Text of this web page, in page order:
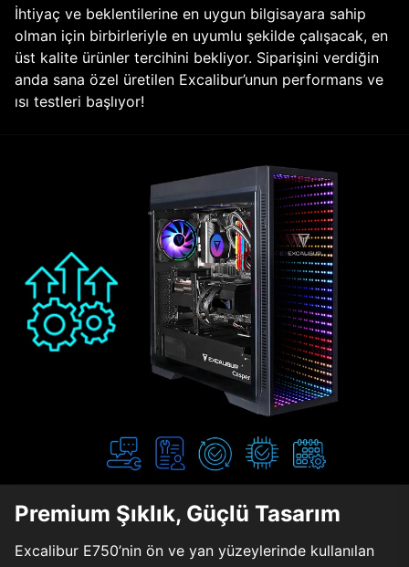
İhtiyaç ve beklentilerine en uygun bilgisayara sahip
olman için birbirleriyle en uyumlu şekilde çalışacak, en
üst kalite ürünler tercihini bekliyor. Siparişini verdiğin
anda sana özel üretilen Excalibur’unun performans ve
ısı testleri başlıyor!
Premium Şıklık, Güçlü Tasarım
Excalibur E750’nin ön ve yan yüzeylerinde kullanılan